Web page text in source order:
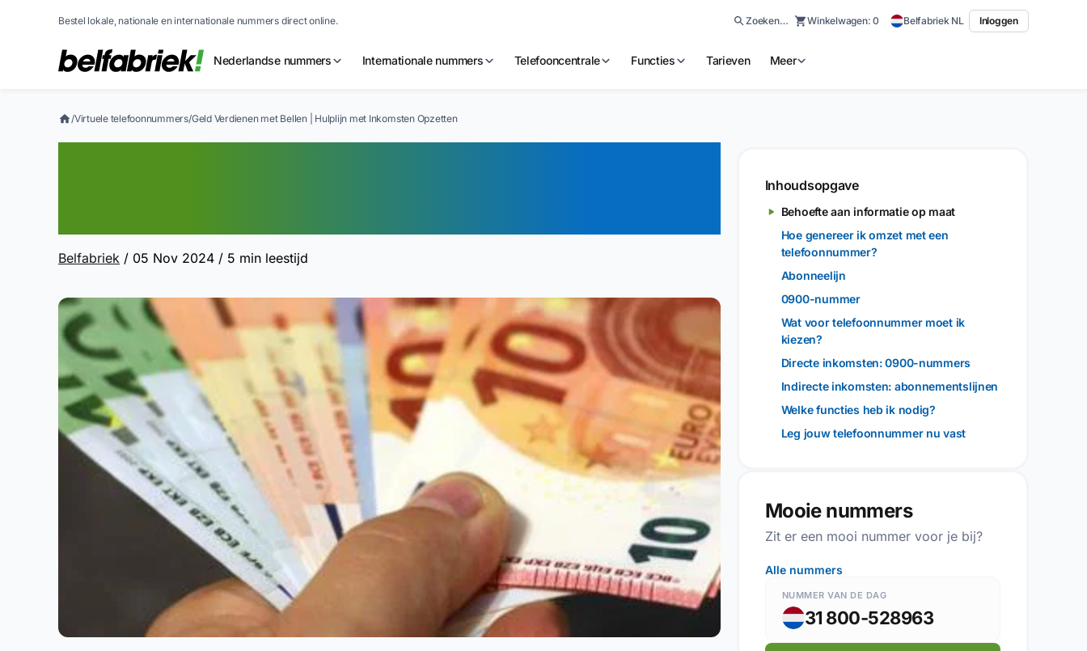
Bestel lokale, nationale en internationale nummers direct online. Zoeken… Winkelwagen:0 Belfabriek NL Inloggen
Nederlandse nummers Internationale nummers Telefooncentrale Functies Tarieven Meer
/Virtuele telefoonnummers/Geld Verdienen met Bellen | Hulplijn met Inkomsten Opzetten
Belfabriek / 05 Nov 2024 / 5 min leestijd
Inhoudsopgave
Behoefte aan informatie op maat
Hoe genereer ik omzet met een
telefoonnummer?
Abonneelijn
0900-nummer
Wat voor telefoonnummer moet ik
kiezen?
Directe inkomsten: 0900-nummers
Indirecte inkomsten: abonnementslijnen
Welke functies heb ik nodig?
Leg jouw telefoonnummer nu vast
Mooie nummers
Zit er een mooi nummer voor je bij?
Alle nummers
NUMMER VAN DE DAG
31 800-528963